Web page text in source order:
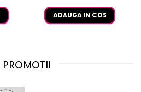
ADAUGA IN COS
PROMOTII